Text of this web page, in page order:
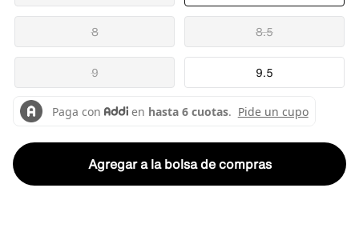
8 8.5
9 9.5
Agregar a la bolsa de compras